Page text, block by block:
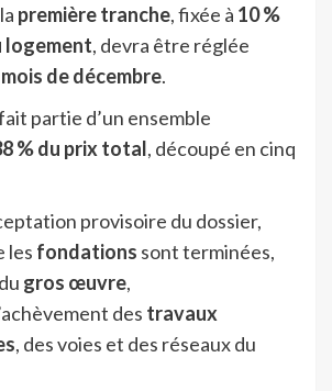
première tranche, fixée à 10 %
logement, devra être réglée
de décembre.
partie d’un ensemble
% du prix total, découpé en cinq
provisoire du dossier,
les fondations sont terminées,
gros œuvre,
des travaux
, des voies et des réseaux du